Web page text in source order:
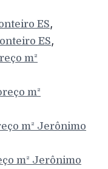
ES,
ES,
m²
m²
m² Jerônimo
m² Jerônimo